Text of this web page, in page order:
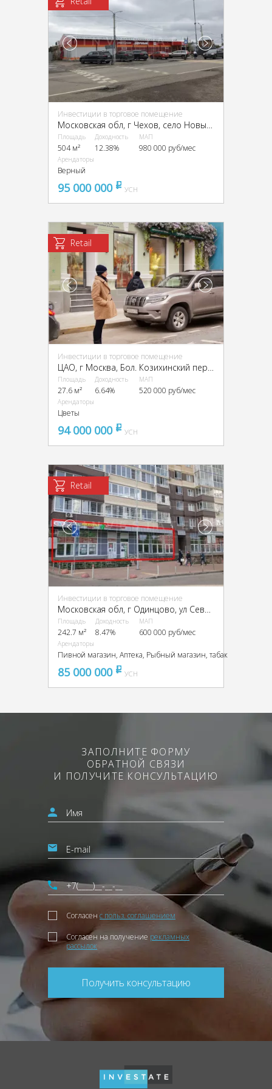
Инвестиции в торговое помещение
Московская обл, г Чехов, село Новый Быт, ул Новая, стр 27/4
Площадь
504 м²
Доходность
12.38%
МАП
980 000 руб/мес
Арендаторы
Верный
95 000 000 pуб
УСН
Retail
Инвестиции в торговое помещение
Площадь
27.6 м²
Доходность
6.64%
МАП
520 000 руб/мес
Арендаторы
Цветы
94 000 000 pуб
УСН
Retail
Инвестиции в торговое помещение
Московская обл, г Одинцово, ул Северная, д 5 к 2
Площадь
242.7 м²
Доходность
8.47%
МАП
600 000 руб/мес
Арендаторы
Пивной магазин, Аптека, Рыбный магазин, табак
85 000 000 pуб
УСН
ЗАПОЛНИТЕ ФОРМУ
ОБРАТНОЙ СВЯЗИ
И ПОЛУЧИТЕ КОНСУЛЬТАЦИЮ
Согласен с польз. соглашением
Согласен на получение рекламных
рассылок
Получить консультацию